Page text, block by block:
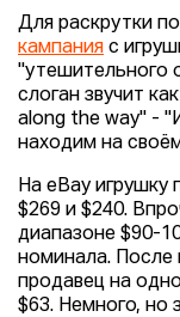
Для раскрутки
кампания с
"утешительного
слоган звучит
along the way" -
находим на
На eBay игрушку
$269 и $240.
диапазоне $90-
номинала. После
продавец на
$63. Немного, но